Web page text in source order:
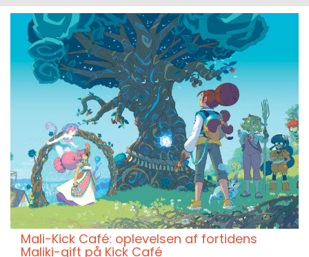
Mali-Kick Café: oplevelsen af fortidens
Maliki-gift på Kick Café